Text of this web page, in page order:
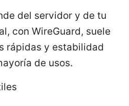
del servidor y de tu
con WireGuard, suele
rápidas y estabilidad
de usos.